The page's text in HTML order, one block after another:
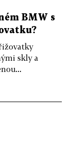
BMW s
skly a